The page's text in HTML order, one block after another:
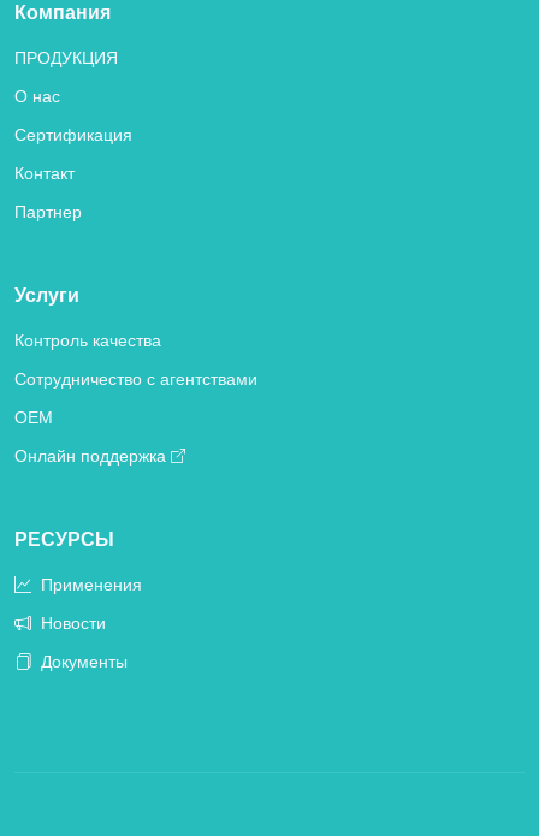
Компания
ПРОДУКЦИЯ
О нас
Сертификация
Контакт
Партнер
Услуги
Контроль качества
Сотрудничество с агентствами
OEM
Онлайн поддержка
РЕСУРСЫ
Применения
Новости
Документы